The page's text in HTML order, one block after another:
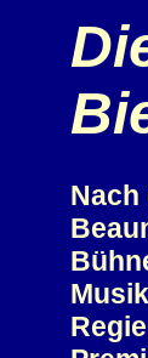
Nach